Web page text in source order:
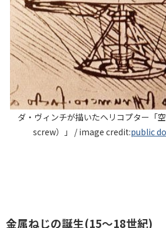
ダ・ヴィンチが描いたヘリコプター「
screw）」 / image credit:public
金属ねじの誕生(15～18世紀)